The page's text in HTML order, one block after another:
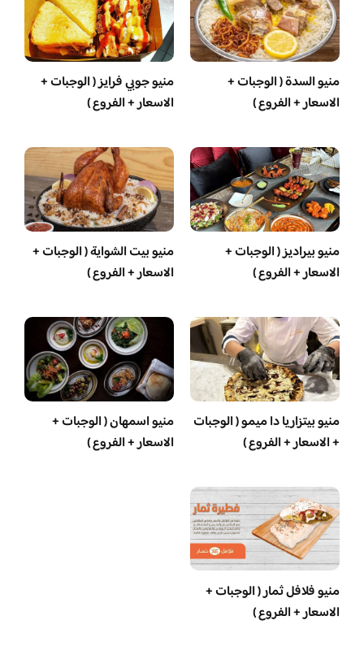
منيو السدة ( الوجبات +
الاسعار + الفروع )
منيو جوبي فرايز ( الوجبات +
الاسعار + الفروع )
منيو بيراديز ( الوجبات +
الاسعار + الفروع )
منيو بيت الشواية ( الوجبات +
الاسعار + الفروع )
منيو بيتزاريا دا ميمو ( الوجبات
+ الاسعار + الفروع )
منيو اسمهان ( الوجبات +
الاسعار + الفروع )
منيو فلافل ثمار ( الوجبات +
الاسعار + الفروع )